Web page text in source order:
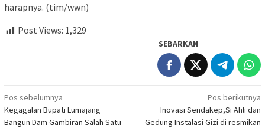
harapnya. (tim/wwn)
Post Views: 1,329
SEBARKAN
Navigasi
pos
Pos sebelumnya
Kegagalan Bupati Lumajang
Bangun Dam Gambiran Salah Satu
Pos berikutnya
Inovasi Sendakep,Si Ahli dan
Gedung Instalasi Gizi di resmikan